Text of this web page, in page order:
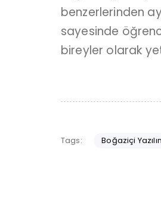
benzerlerinden
sayesinde
bireyler olarak
Tags: Boğaziçi